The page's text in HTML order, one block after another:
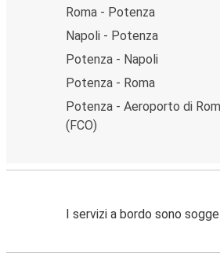
Roma - Potenza
Napoli - Potenza
Potenza - Napoli
Potenza - Roma
Potenza - Aeroporto di
(FCO)
I servizi a bordo sono